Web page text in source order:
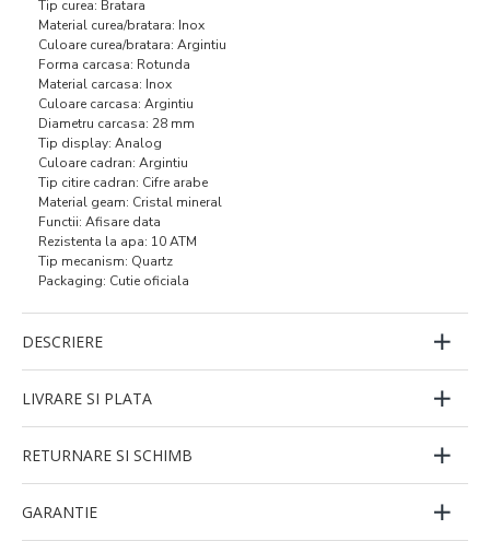
Tip curea: Bratara
Material curea/bratara: Inox
Culoare curea/bratara: Argintiu
Forma carcasa: Rotunda
Material carcasa: Inox
Culoare carcasa: Argintiu
Diametru carcasa: 28 mm
Tip display: Analog
Culoare cadran: Argintiu
Tip citire cadran: Cifre arabe
Material geam: Cristal mineral
Functii: Afisare data
Rezistenta la apa: 10 ATM
Tip mecanism: Quartz
Packaging: Cutie oficiala
DESCRIERE
LIVRARE SI PLATA
RETURNARE SI SCHIMB
GARANTIE